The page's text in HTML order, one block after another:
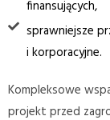
finansujących,
sprawniejsze
i korporacyjne.
Kompleksowe
projekt przed